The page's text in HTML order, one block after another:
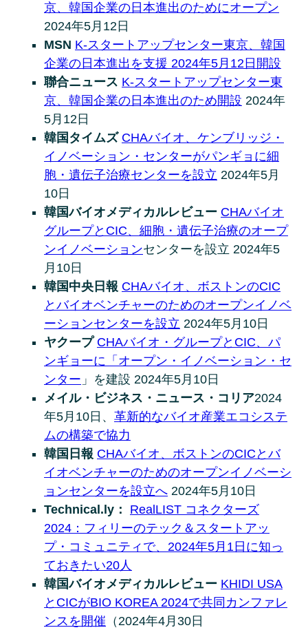
京、韓国企業の日本進出のためにオープン
2024年5月12日
MSN K-スタートアップセンター東京、韓国
企業の日本進出を支援 2024年5月12日開設
聯合ニュース K-スタートアップセンター東
京、韓国企業の日本進出のため開設 2024年
5月12日
韓国タイムズ CHAバイオ、ケンブリッジ・
イノベーション・センターがパンギョに細
胞・遺伝子治療センターを設立 2024年5月
10日
韓国バイオメディカルレビュー CHAバイオ
グループとCIC、細胞・遺伝子治療のオープ
ンイノベーションセンターを設立 2024年5
月10日
韓国中央日報 CHAバイオ、ボストンのCIC
とバイオベンチャーのためのオープンイノベ
ーションセンターを設立 2024年5月10日
ヤクープ CHAバイオ・グループとCIC、パ
ンギョーに「オープン・イノベーション・セ
ンター 」を建設 2024年5月10日
メイル・ビジネス・ニュース・コリア2024
年5月10日、 革新的なバイオ産業エコシステ
ムの構築で協力
韓国日報 CHAバイオ、ボストンのCICとバ
イオベンチャーのためのオープンイノベーシ
ョンセンターを設立へ 2024年5月10日
Technical.ly：
RealLIST コネクターズ
2024：フィリーのテック＆スタートアッ
プ・コミュニティで、2024年5月1日に知っ
ておきたい20人
韓国バイオメディカルレビュー KHIDI USA
とCICがBIO KOREA 2024で共同カンファレ
ンスを開催 （2024年4月30日